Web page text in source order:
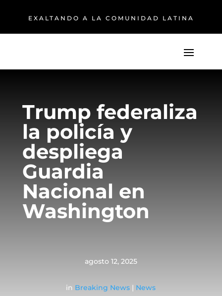
EXALTANDO A LA COMUNIDAD LATINA
Trump federaliza
la policía y
despliega
Guardia
Nacional en
Washington
agosto 12, 2025
in Breaking News | News